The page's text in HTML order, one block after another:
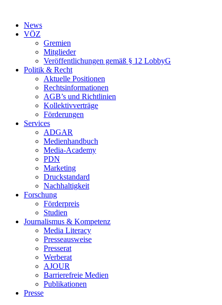
springenNews
VÖZ
Gremien
Mitglieder
Veröffentlichungen gemäß § 12 LobbyG
Politik & Recht
Aktuelle Positionen
Rechtsinformationen
AGB’s und Richtlinien
Kollektivverträge
Förderungen
Services
ADGAR
Medienhandbuch
Media-Academy
PDN
Marketing
Druckstandard
Nachhaltigkeit
Forschung
Förderpreis
Studien
Journalismus & Kompetenz
Media Literacy
Presseausweise
Presserat
Werberat
AJOUR
Barrierefreie Medien
Publikationen
Presse